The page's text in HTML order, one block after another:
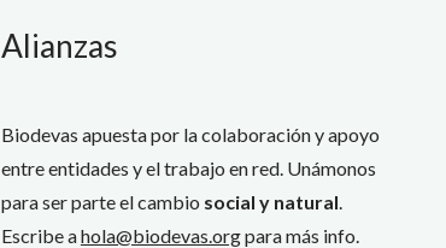
Alianzas
Biodevas apuesta por la colaboración y apoyo
entre entidades y el trabajo en red. Unámonos
para ser parte el cambio social y natural
Escribe ahola@biodevas.orgpara más info.